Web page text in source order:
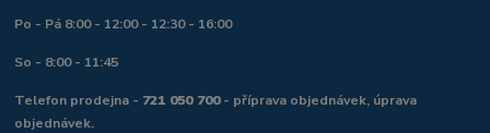
Po - Pá 8:00 - 12:00 - 12:30 - 16:00
So - 8:00 - 11:45
Telefon prodejna - 721 050 700- příprava objednávek, úprava
objednávek.